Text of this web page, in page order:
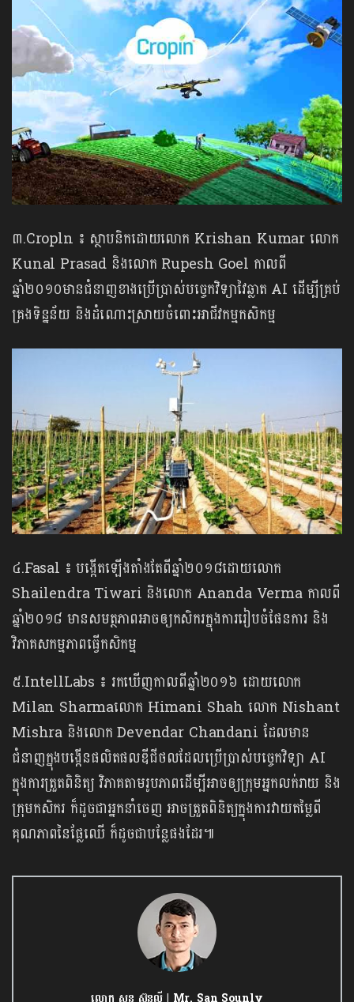
៣.Cropln ៖ ស្ថាបនិកដោយលោក Krishan Kumar លោក
Kunal Prasad និងលោក Rupesh Goel កាលពី
ឆ្នាំ២០១០មានជំនាញខាងប្រើប្រាស់បច្ចេកវិទ្យាវៃឆ្លាត AI ដើម្បីគ្រប់
គ្រងទិន្នន័យ និងដំណោះស្រាយចំពោះអាជីវកម្មកសិកម្ម
៤.Fasal ៖ បង្កើតឡើងតាំងតែពីឆ្នាំ២០១៨ដោយលោក
Shailendra Tiwari និងលោក Ananda Verma កាលពី
ឆ្នាំ២០១៨ មានសមត្ថភាពអាចឲ្យកសិករក្នុងការរៀបចំផែនការ និង
វិភាគសកម្មភាពធ្វើកសិកម្ម
៥.IntellLabs ៖ រកឃើញកាលពីឆ្នាំ២០១៦ ដោយលោក
Milan Sharmaលោក Himani Shah លោក Nishant
Mishra និងលោក Devendar Chandani ដែលមាន
ជំនាញក្នុងបង្កើនផលិតផលឌីជីថលដែលប្រើប្រាស់បច្ចេកវិទ្យា AI
ក្នុងការត្រួតពិនិត្យ វិភាគតាមរូបភាពដើម្បីអាចឲ្យក្រុមអ្នកលក់រាយ និង
ក្រុមកសិករ ក៏ដូចជាអ្នកនាំចេញ អាចត្រួតពិនិត្យក្នុងការវាយតម្លៃពី
គុណភាពនៃផ្លែឈើ ក៏ដូចជាបន្លែផងដែរ៕